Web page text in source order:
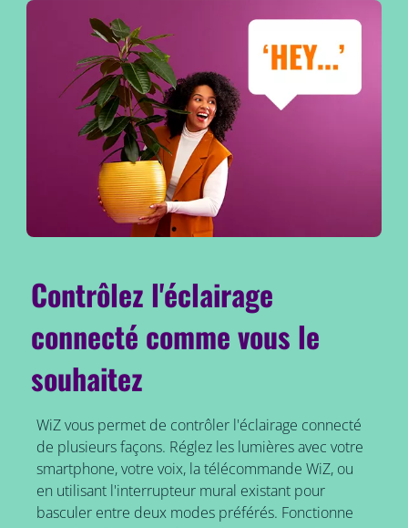
Contrôlez l'éclairage
connecté comme vous le
souhaitez
WiZ vous permet de contrôler l'éclairage connecté
de plusieurs façons. Réglez les lumières avec votre
smartphone, votre voix, la télécommande WiZ, ou
en utilisant l'interrupteur mural existant pour
basculer entre deux modes préférés. Fonctionne